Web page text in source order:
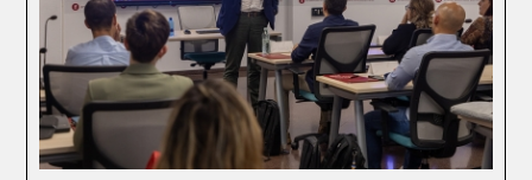
envidiable y un ambiente acogedor, ofrece
una sólida oportunidad educativa a través...